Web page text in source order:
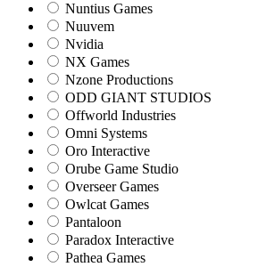
Nuntius Games
Nuuvem
Nvidia
NX Games
Nzone Productions
ODD GIANT STUDIOS
Offworld Industries
Omni Systems
Oro Interactive
Orube Game Studio
Overseer Games
Owlcat Games
Pantaloon
Paradox Interactive
Pathea Games